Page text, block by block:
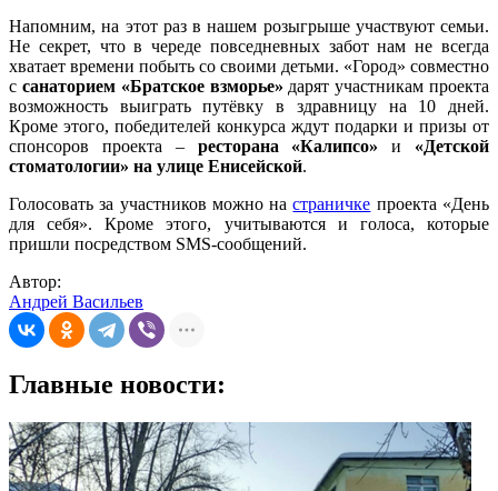
Напомним, на этот раз в нашем розыгрыше участвуют семьи.
Не секрет, что в череде повседневных забот нам не всегда
хватает времени побыть со своими детьми. «Город» совместно
с санаторием «Братское взморье» дарят участникам проекта
возможность выиграть путёвку в здравницу на 10 дней.
Кроме этого, победителей конкурса ждут подарки и призы от
спонсоров проекта – ресторана «Калипсо» и «Детской
стоматологии» на улице Енисейской.
Голосовать за участников можно настраничке проекта «День
для себя». Кроме этого, учитываются и голоса, которые
пришли посредством SMS-сообщений.
Автор:
Андрей Васильев
Главные новости: